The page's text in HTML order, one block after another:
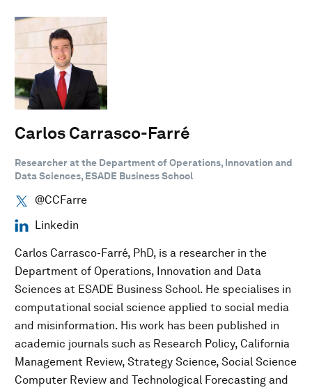
Carlos Carrasco-Farré
Researcher at the Department of Operations, Innovation and
Data Sciences, ESADE Business School
@CCFarre
Linkedin
Carlos Carrasco-Farré, PhD, is a researcher in the
Department of Operations, Innovation and Data
Sciences at ESADE Business School. He specialises in
computational social science applied to social media
and misinformation. His work has been published in
academic journals such as Research Policy, California
Management Review, Strategy Science, Social Science
Computer Review and Technological Forecasting and